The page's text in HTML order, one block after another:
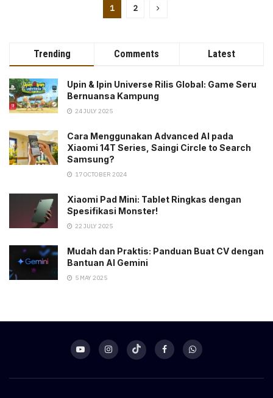
1 2
Trending Comments Latest
Upin & Ipin Universe Rilis Global: Game Seru
Bernuansa Kampung
24 JULY 2025
Cara Menggunakan Advanced AI pada
Xiaomi 14T Series, Saingi Circle to Search
Samsung?
17 OCTOBER 2024
Xiaomi Pad Mini: Tablet Ringkas dengan
Spesifikasi Monster!
22 JULY 2025
Mudah dan Praktis: Panduan Buat CV dengan
Bantuan AI Gemini
5 MAY 2025